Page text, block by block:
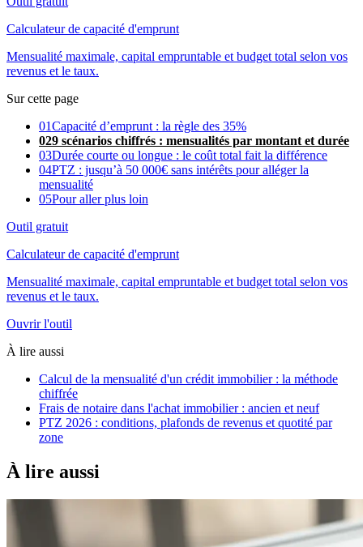
Calculateur de capacité d'emprunt
Mensualité maximale, capital empruntable et budget total selon vos
revenus et le taux.
Sur cette page
01Capacité d’emprunt : la règle des 35%
029 scénarios chiffrés : mensualités par montant et durée
03Durée courte ou longue : le coût total fait la différence
04PTZ : jusqu’à 50 000€ sans intérêts pour alléger la
mensualité
05Pour aller plus loin
Outil gratuit
Calculateur de capacité d'emprunt
Mensualité maximale, capital empruntable et budget total selon vos
revenus et le taux.
Ouvrir l'outil
À lire aussi
Calcul de la mensualité d'un crédit immobilier : la méthode
chiffrée
Frais de notaire dans l'achat immobilier : ancien et neuf
PTZ 2026 : conditions, plafonds de revenus et quotité par
zone
À lire aussi